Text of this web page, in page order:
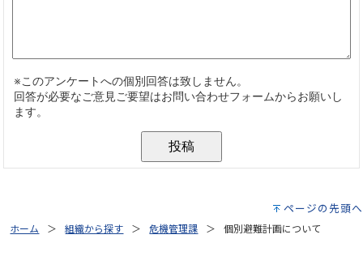
ページの先頭へ
ホーム 組織から探す 危機管理課 個別避難計画について